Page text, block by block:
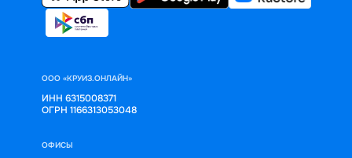
ООО «КРУИЗ.ОНЛАЙН»
ИНН 6315008371
ОГРН 1166313053048
ОФИСЫ